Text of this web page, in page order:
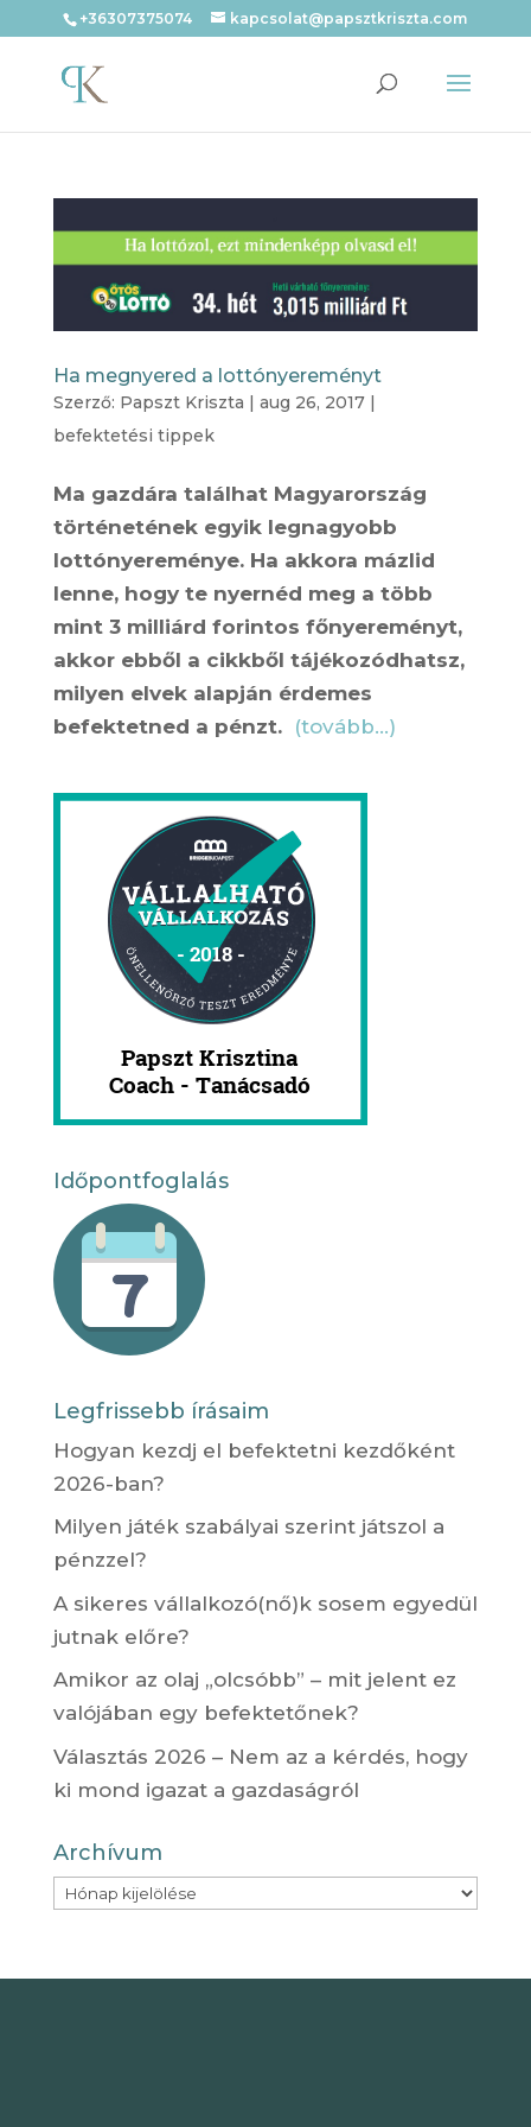
+36307375074 kapcsolat@papsztkriszta.com
Ha megnyered a lottónyereményt
Szerző: Papszt Kriszta | aug 26, 2017|
befektetési tippek
Ma gazdára találhat Magyarország
történetének egyik legnagyobb
lottónyereménye. Ha akkora mázlid
lenne, hogy te nyernéd meg a több
mint 3 milliárd forintos főnyereményt,
akkor ebből a cikkből tájékozódhatsz,
milyen elvek alapján érdemes
befektetned a pénzt. (tovább…)
Időpontfoglalás
Legfrissebb írásaim
Hogyan kezdj el befektetni kezdőként
2026-ban?
Milyen játék szabályai szerint játszol a
pénzzel?
A sikeres vállalkozó(nő)k sosem egyedül
jutnak előre?
Amikor az olaj „olcsóbb” – mit jelent ez
valójában egy befektetőnek?
Választás 2026 – Nem az a kérdés, hogy
ki mond igazat a gazdaságról
Archívum
Archívum